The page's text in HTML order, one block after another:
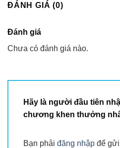
ĐÁNH GIÁ (0)
Đánh giá
Chưa có đánh giá nào.
Hãy là người đầu tiên
chương khen thưởng
Bạn phải đăng nhập để